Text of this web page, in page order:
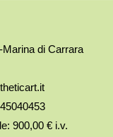
di Carrara
900,00 € i.v.